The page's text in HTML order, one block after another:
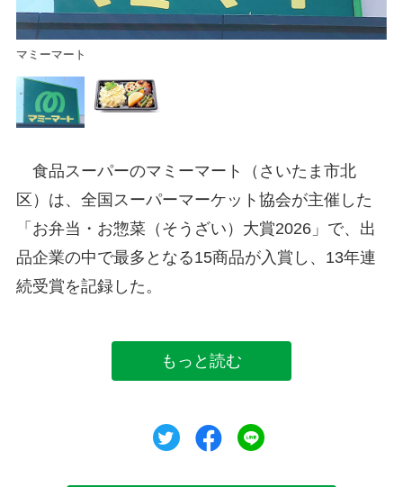
マミーマート
食品スーパーのマミーマート（さいたま市北
区）は、全国スーパーマーケット協会が主催した
「お弁当・お惣菜（そうざい）大賞2026」で、出
品企業の中で最多となる15商品が入賞し、13年連
続受賞を記録した。
もっと読む
ツイートシェア